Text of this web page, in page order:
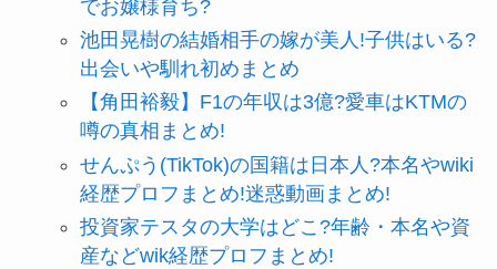
でお嬢様育ち?
池田晃樹の結婚相手の嫁が美人!子供はいる?
出会いや馴れ初めまとめ
【角田裕毅】F1の年収は3億?愛車はKTMの
噂の真相まとめ!
せんぷう(TikTok)の国籍は日本人?本名やwiki
経歴プロフまとめ!迷惑動画まとめ!
投資家テスタの大学はどこ?年齢・本名や資
産などwik経歴プロフまとめ!